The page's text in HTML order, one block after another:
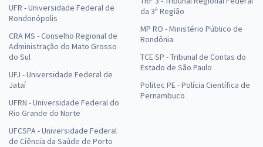
UFR - Universidade Federal de
Rondonópolis
CRA MS - Conselho Regional de
Administração do Mato Grosso
do Sul
UFJ - Universidade Federal de
Jataí
UFRN - Universidade Federal do
Rio Grande do Norte
UFCSPA - Universidade Federal
de Ciência da Saúde de Porto
da 3ª Região
MP RO - Ministério Público de
Rondônia
TCE SP - Tribunal de Contas do
Estado de São Paulo
Politec PE - Polícia Científica de
Pernambuco